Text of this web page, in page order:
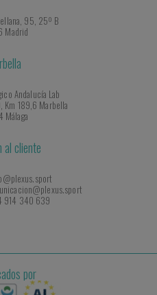
95, 25º B
Madrid
Andalucía Lab
Km 189,6 Marbella
al cliente
914 340 639
por